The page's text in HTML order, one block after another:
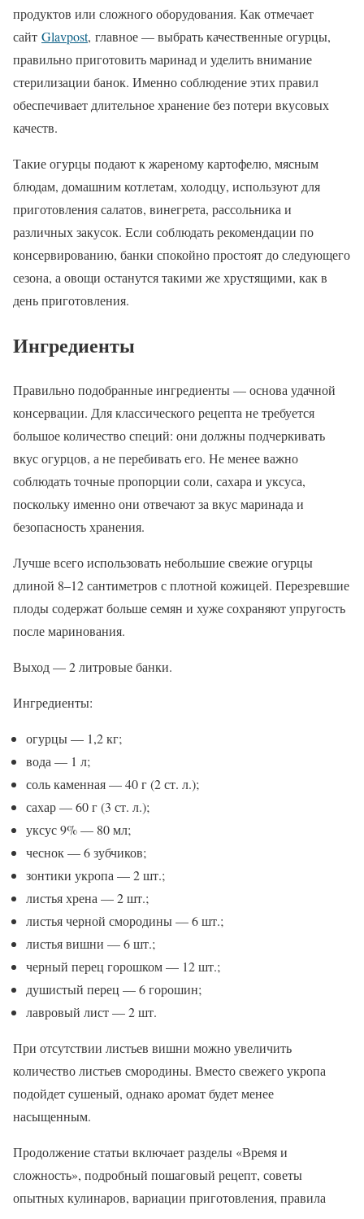
продуктов или сложного оборудования. Как отмечает
сайт Glavpost, главное — выбрать качественные огурцы,
правильно приготовить маринад и уделить внимание
стерилизации банок. Именно соблюдение этих правил
обеспечивает длительное хранение без потери вкусовых
качеств.
Такие огурцы подают к жареному картофелю, мясным
блюдам, домашним котлетам, холодцу, используют для
приготовления салатов, винегрета, рассольника и
различных закусок. Если соблюдать рекомендации по
консервированию, банки спокойно простоят до следующего
сезона, а овощи останутся такими же хрустящими, как в
день приготовления.
Ингредиенты
Правильно подобранные ингредиенты — основа удачной
консервации. Для классического рецепта не требуется
большое количество специй: они должны подчеркивать
вкус огурцов, а не перебивать его. Не менее важно
соблюдать точные пропорции соли, сахара и уксуса,
поскольку именно они отвечают за вкус маринада и
безопасность хранения.
Лучше всего использовать небольшие свежие огурцы
длиной 8–12 сантиметров с плотной кожицей. Перезревшие
плоды содержат больше семян и хуже сохраняют упругость
после маринования.
Выход — 2 литровые банки.
Ингредиенты:
огурцы — 1,2 кг;
вода — 1 л;
соль каменная — 40 г (2 ст. л.);
сахар — 60 г (3 ст. л.);
уксус 9% — 80 мл;
чеснок — 6 зубчиков;
зонтики укропа — 2 шт.;
листья хрена — 2 шт.;
листья черной смородины — 6 шт.;
листья вишни — 6 шт.;
черный перец горошком — 12 шт.;
душистый перец — 6 горошин;
лавровый лист — 2 шт.
При отсутствии листьев вишни можно увеличить
количество листьев смородины. Вместо свежего укропа
подойдет сушеный, однако аромат будет менее
насыщенным.
Продолжение статьи включает разделы «Время и
сложность», подробный пошаговый рецепт, советы
опытных кулинаров, вариации приготовления, правила